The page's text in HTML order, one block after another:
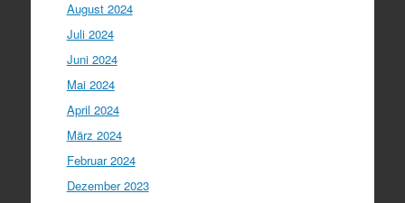
August 2024
Juli 2024
Juni 2024
Mai 2024
April 2024
März 2024
Februar 2024
Dezember 2023